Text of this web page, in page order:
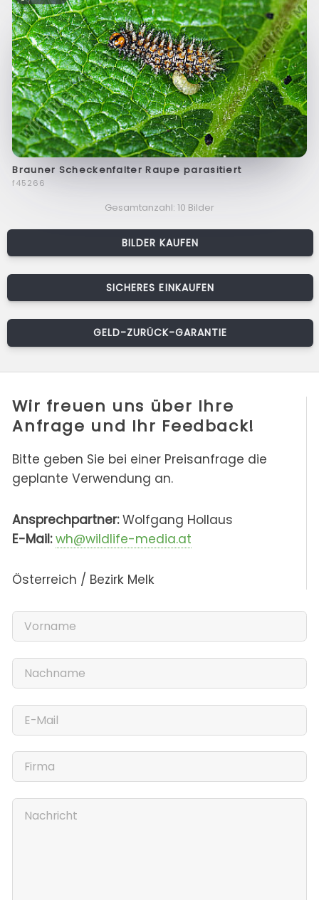
Brauner Scheckenfalter Raupe parasitiert
f45266
Gesamtanzahl: 10 Bilder
BILDER KAUFEN
SICHERES EINKAUFEN
GELD-ZURÜCK-GARANTIE
Wir freuen uns über Ihre
Anfrage und Ihr Feedback!
Bitte geben Sie bei einer Preisanfrage die
geplante Verwendung an.
Ansprechpartner:Wolfgang Hollaus
E-Mail: wh@wildlife-media.at
Österreich / Bezirk Melk